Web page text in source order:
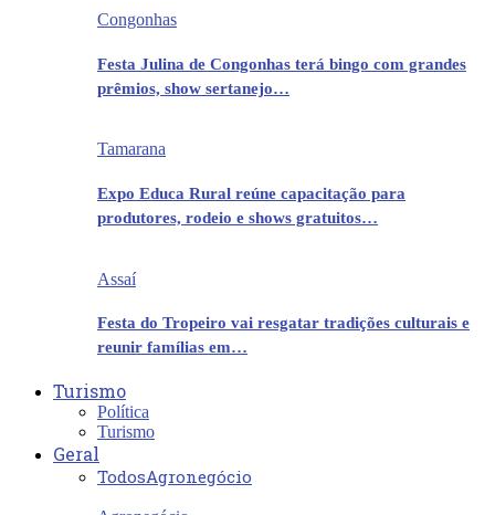
Congonhas
Festa Julina de Congonhas terá bingo com grandes
prêmios, show sertanejo…
Tamarana
Expo Educa Rural reúne capacitação para
produtores, rodeio e shows gratuitos…
Assaí
Festa do Tropeiro vai resgatar tradições culturais e
reunir famílias em…
Turismo
Política
Turismo
Geral
TodosAgronegócio